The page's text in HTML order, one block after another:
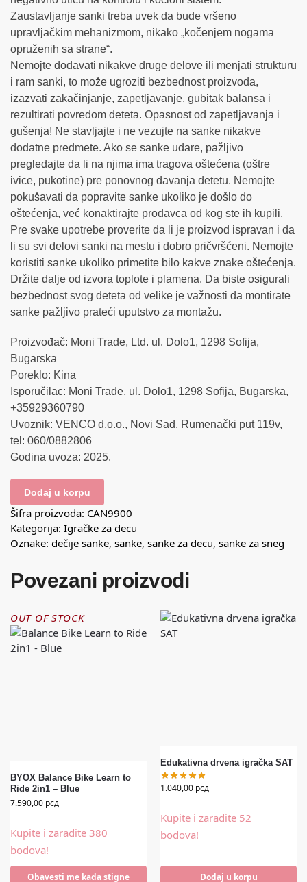
Zaustavljanje sanki treba uvek da bude vršeno
upravljačkim mehanizmom, nikako „kočenjem nogama
opruženih sa strane“.
Nemojte dodavati nikakve druge delove ili menjati strukturu
i ram sanki, to može ugroziti bezbednost proizvoda,
izazvati zakačinjanje, zapetljavanje, gubitak balansa i
rezultirati povredom deteta. Opasnost od zapetljavanja i
gušenja! Ne stavljajte i ne vezujte na sanke nikakve
dodatne predmete. Ako se sanke udare, pažljivo
pregledajte da li na njima ima tragova oštećena (oštre
ivice, pukotine) pre ponovnog davanja detetu. Nemojte
pokušavati da popravite sanke ukoliko je došlo do
oštećenja, već konaktirajte prodavca od kog ste ih kupili.
Pre svake upotrebe proverite da li je proizvod ispravan i da
li su svi delovi sanki na mestu i dobro pričvršćeni. Nemojte
koristiti sanke ukoliko primetite bilo kakve znake oštećenja.
Držite dalje od izvora toplote i plamena. Da biste osigurali
bezbednost svog deteta od velike je važnosti da montirate
sanke pažljivo prateći uputstvo za montažu.
Proizvođač: Moni Trade, Ltd. ul. Dolo1, 1298 Sofija,
Bugarska
Poreklo: Kina
Isporučilac: Moni Trade, ul. Dolo1, 1298 Sofija, Bugarska,
+35929360790
Uvoznik: VENCO d.o.o., Novi Sad, Rumenački put 119v,
tel: 060/0882806
Godina uvoza: 2025.
Dodaj u korpu
Šifra proizvoda: CAN9900
Kategorija: Igračke za decu
Oznake: dečije sanke, sanke, sanke za decu, sanke za sneg
Povezani proizvodi
OUT OF STOCK
BYOX Balance Bike Learn to
Ride 2in1 – Blue
7.590,00 рсд
Kupite i zaradite 380
bodova!
Obavesti me kada stigne
Edukativna drvena igračka SAT
1.040,00 рсд
Kupite i zaradite 52
bodova!
Dodaj u korpu